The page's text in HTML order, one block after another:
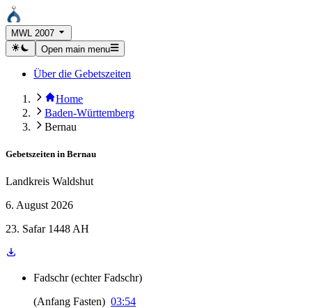
MWL 2007
Open main menu
Über die Gebetszeiten
Home
Baden-Württemberg
Bernau
Gebetszeiten in Bernau
Landkreis Waldshut
6. August 2026
23. Safar 1448 AH
Fadschr (echter Fadschr)
(Anfang Fasten) 03:54